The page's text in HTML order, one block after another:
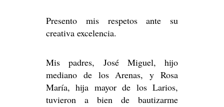
Presento mis respetos ante su
creativa excelencia.
Mis padres, José Miguel, hijo
mediano de los Arenas, y Rosa
María, hija mayor de los Larios,
tuvieron a bien de bautizarme